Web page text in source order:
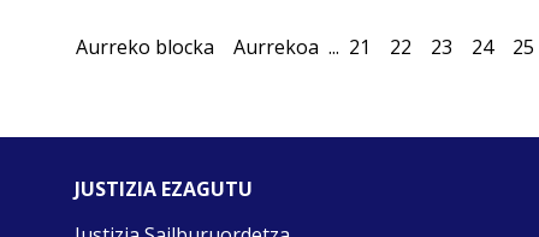
Aurreko blocka Aurrekoa ... 21 22 23 24 25
JUSTIZIA EZAGUTU